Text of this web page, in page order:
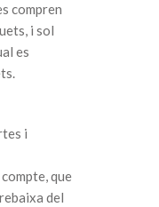
compren
i sol
es
i
que
del